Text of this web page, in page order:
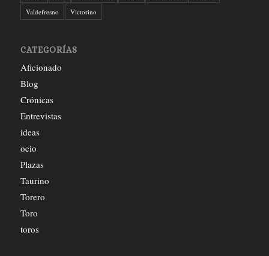
Valdefresno
Victorino
CATEGORÍAS
Aficionado
Blog
Crónicas
Entrevistas
ideas
ocio
Plazas
Taurino
Torero
Toro
toros